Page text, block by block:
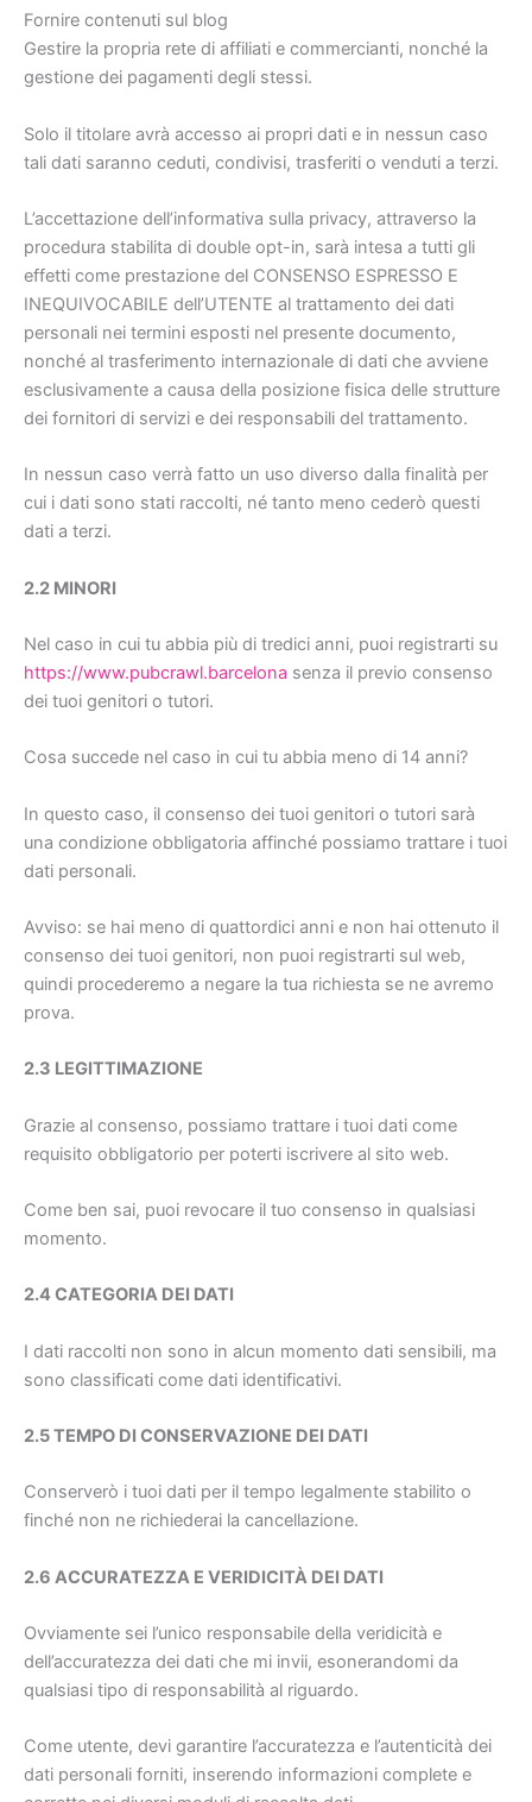
Fornire contenuti sul blog
Gestire la propria rete di affiliati e commercianti, nonché la
gestione dei pagamenti degli stessi.
Solo il titolare avrà accesso ai propri dati e in nessun caso
tali dati saranno ceduti, condivisi, trasferiti o venduti a terzi.
L’accettazione dell’informativa sulla privacy, attraverso la
procedura stabilita di double opt-in, sarà intesa a tutti gli
effetti come prestazione del CONSENSO ESPRESSO E
INEQUIVOCABILE dell’UTENTE al trattamento dei dati
personali nei termini esposti nel presente documento,
nonché al trasferimento internazionale di dati che avviene
esclusivamente a causa della posizione fisica delle strutture
dei fornitori di servizi e dei responsabili del trattamento.
In nessun caso verrà fatto un uso diverso dalla finalità per
cui i dati sono stati raccolti, né tanto meno cederò questi
dati a terzi.
2.2 MINORI
Nel caso in cui tu abbia più di tredici anni, puoi registrarti su
https://www.pubcrawl.barcelona senza il previo consenso
dei tuoi genitori o tutori.
Cosa succede nel caso in cui tu abbia meno di 14 anni?
In questo caso, il consenso dei tuoi genitori o tutori sarà
una condizione obbligatoria affinché possiamo trattare i tuoi
dati personali.
Avviso: se hai meno di quattordici anni e non hai ottenuto il
consenso dei tuoi genitori, non puoi registrarti sul web,
quindi procederemo a negare la tua richiesta se ne avremo
prova.
2.3 LEGITTIMAZIONE
Grazie al consenso, possiamo trattare i tuoi dati come
requisito obbligatorio per poterti iscrivere al sito web.
Come ben sai, puoi revocare il tuo consenso in qualsiasi
momento.
2.4 CATEGORIA DEI DATI
I dati raccolti non sono in alcun momento dati sensibili, ma
sono classificati come dati identificativi.
2.5 TEMPO DI CONSERVAZIONE DEI DATI
Conserverò i tuoi dati per il tempo legalmente stabilito o
finché non ne richiederai la cancellazione.
2.6 ACCURATEZZA E VERIDICITÀ DEI DATI
Ovviamente sei l’unico responsabile della veridicità e
dell’accuratezza dei dati che mi invii, esonerandomi da
qualsiasi tipo di responsabilità al riguardo.
Come utente, devi garantire l’accuratezza e l’autenticità dei
dati personali forniti, inserendo informazioni complete e